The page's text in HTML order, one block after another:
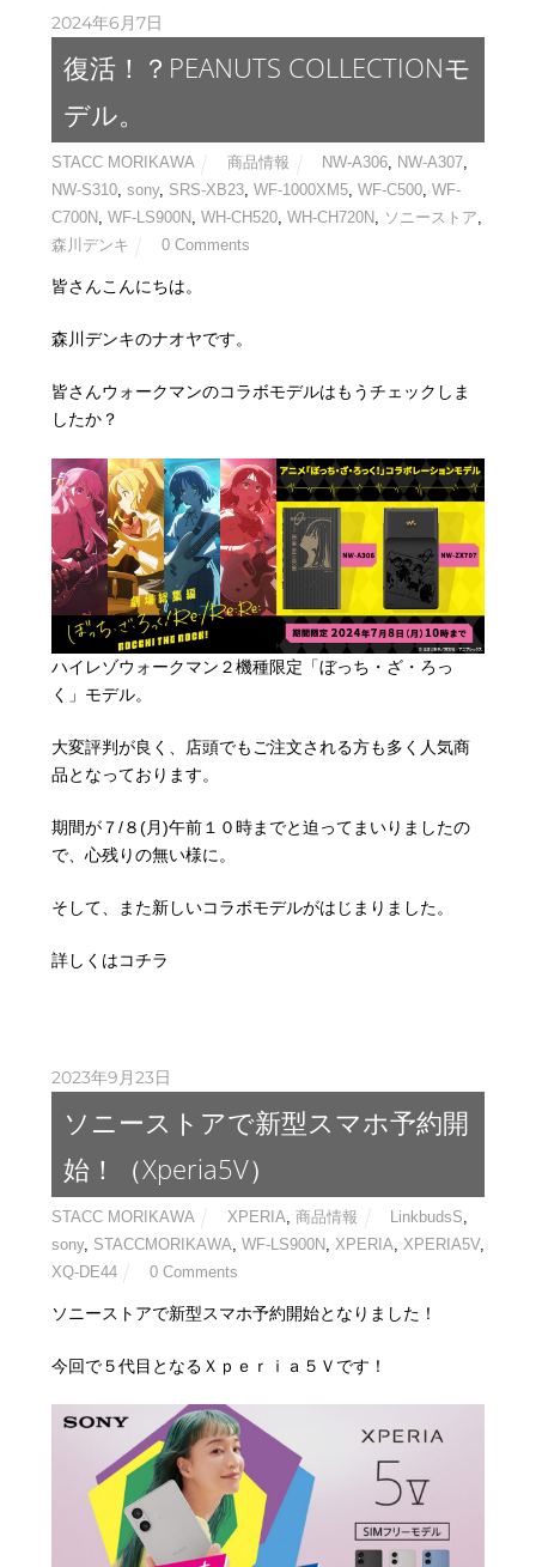
2024年6月7日
復活！？PEANUTS COLLECTIONモ
デル。
STACC MORIKAWA 商品情報 NW-A306, NW-A307,
NW-S310, sony, SRS-XB23, WF-1000XM5, WF-C500, WF-
C700N, WF-LS900N, WH-CH520, WH-CH720N, ソニーストア,
森川デンキ
0 Comments
皆さんこんにちは。
森川デンキのナオヤです。
皆さんウォークマンのコラボモデルはもうチェックしま
したか？
ハイレゾウォークマン２機種限定「ぼっち・ざ・ろっ
く」モデル。
大変評判が良く、店頭でもご注文される方も多く人気商
品となっております。
期間が７/８(月)午前１０時までと迫ってまいりましたの
で、心残りの無い様に。
そして、また新しいコラボモデルがはじまりました。
詳しくはコチラ
2023年9月23日
ソニーストアで新型スマホ予約開
始！（Xperia5V）
STACC MORIKAWA XPERIA 商品情報 LinkbudsS
sony, STACCMORIKAWA WF-LS900N, XPERIA XPERIA5V,
XQ-DE44
0 Comments
ソニーストアで新型スマホ予約開始となりました！
今回で５代目となるＸｐｅｒｉａ５Ｖです！